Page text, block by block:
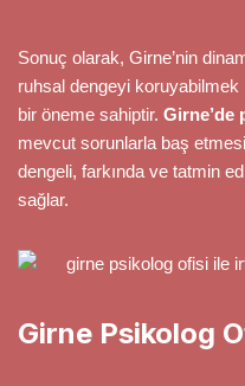
Sonuç olarak, Girne’nin
ruhsal dengeyi
bir öneme sahiptir. Girne’de
mevcut sorunlarla baş
dengeli, farkında ve tatmin
sağlar.
Girne Psikolog